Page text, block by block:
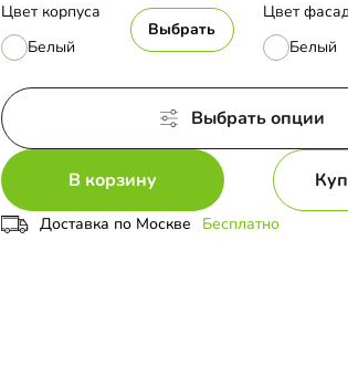
Цвет корпуса
Белый
Выбрать
Цвет
Белый
Выбрать опции
В корзину
Доставка по Москве Бесплатно